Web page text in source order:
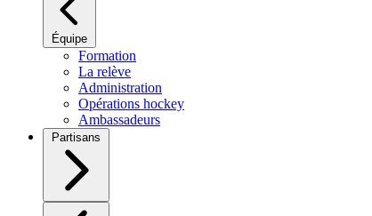
Équipe
Formation
La relève
Administration
Opérations hockey
Ambassadeurs
Partisans